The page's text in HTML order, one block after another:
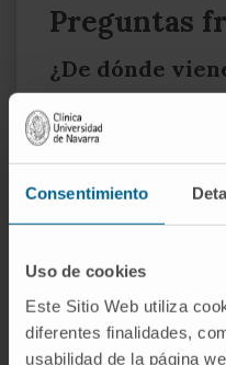
Consentimiento
Uso de cookies
Este Sitio Web utiliza
diferentes finalidades,
usabilidad de la página
Preguntas
¿De dónde
Del prefijo
urea. El término
urea con pérdida de
en el siglo XIX tras
Wiedemann.
¿La prueba de
aminoácidos